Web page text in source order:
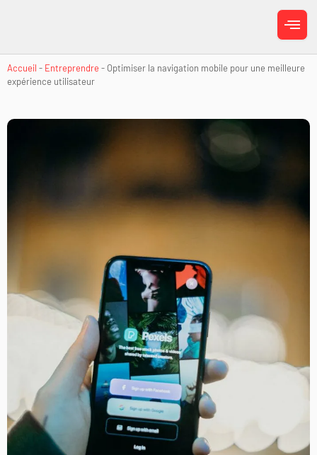
Accueil - Entreprendre- Optimiser la navigation mobile pour une meilleure
expérience utilisateur